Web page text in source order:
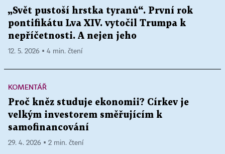
„Svět pustoší hrstka tyranů“. První rok
pontifikátu Lva XIV. vytočil Trumpa k
nepříčetnosti. A nejen jeho
12. 5. 2026 ▪ 4 min. čtení
KOMENTÁŘ
Proč kněz studuje ekonomii? Církev je
velkým investorem směřujícím k
samofinancování
29. 4. 2026 ▪ 2 min. čtení